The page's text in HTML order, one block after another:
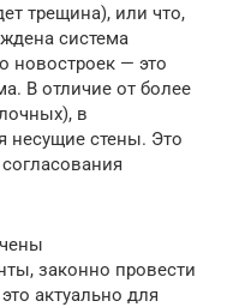
трещина), или что,
система
новостроек — это
В отличие от более
в
несущие стены. Это
законно провести
актуально для